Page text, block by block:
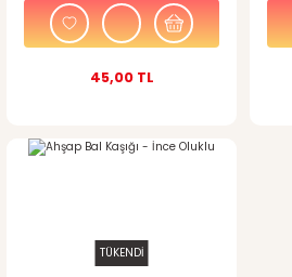
45,00 TL
TÜKENDİ